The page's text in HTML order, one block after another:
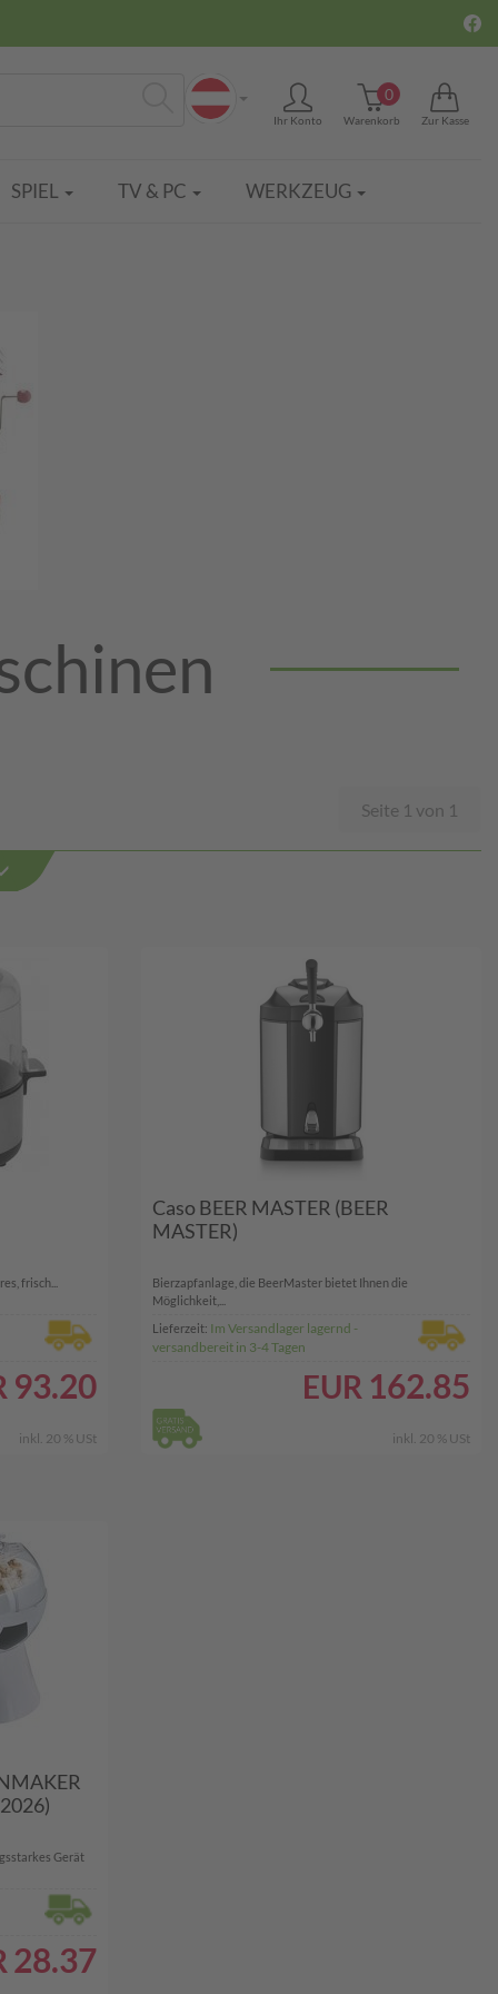
Suchen Ihr Konto Warenkorb
0
Zur Kasse
SPIEL TV & PC WERKZEUG
Seite 1 von 1
frisch...
93.20
inkl. 20 % USt
Caso BEER MASTER (BEER
MASTER)
Bierzapfanlage, die BeerMaster bietet Ihnen die
Möglichkeit,...
Lieferzeit: Im Versandlager lagernd -
versandbereit in 3-4 Tagen
EUR 162.85
inkl. 20 % USt
Gerät
28.37